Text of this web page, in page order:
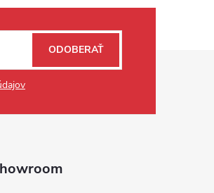
ODOBERAŤ